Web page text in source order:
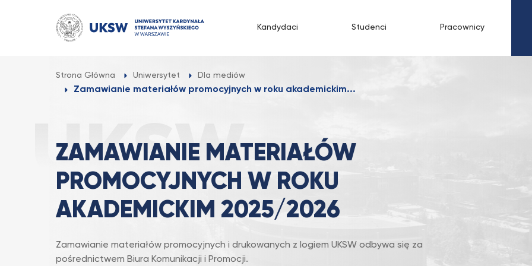
Kandydaci Studenci Pracownicy
Strona Główna Uniwersytet Dla mediów
Zamawianie materiałów promocyjnych w roku akademickim...
ZAMAWIANIE MATERIAŁÓW
PROMOCYJNYCH W ROKU
AKADEMICKIM 2025/2026
Zamawianie materiałów promocyjnych i drukowanych z logiem UKSW odbywa się za
pośrednictwem Biura Komunikacji i Promocji.